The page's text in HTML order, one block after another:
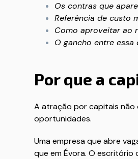
Os contras que
Referência de custo
Como aproveitar ao
O gancho entre
Por que a
A atração por capitais não
oportunidades.
Uma empresa que abre
que em Évora. O escritório